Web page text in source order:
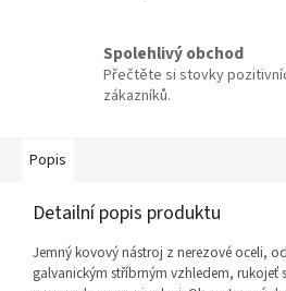
Spolehlivý obchod
Přečtěte si stovky
zákazníků.
Popis
Detailní popis produktu
Jemný kovový nástroj z nerezové oceli,
galvanickým stříbrným vzhledem,